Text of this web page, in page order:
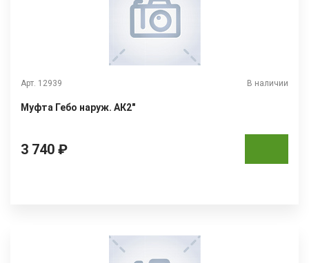
Арт. 12939 В наличии
Муфта Гебо наруж. АК2"
3 740 ₽